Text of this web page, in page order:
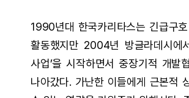
1990년대 한국카리타스는 긴급구
활동했지만 2004년 방글라데시에
사업’을 시작하면서 중장기적 개발
나아갔다. 가난한 이들에게 근본적